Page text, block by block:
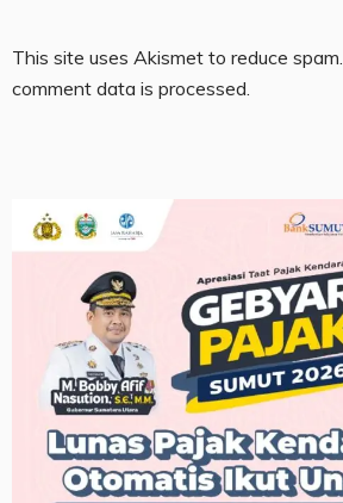
This site uses Akismet to reduce spam.
comment data is processed.